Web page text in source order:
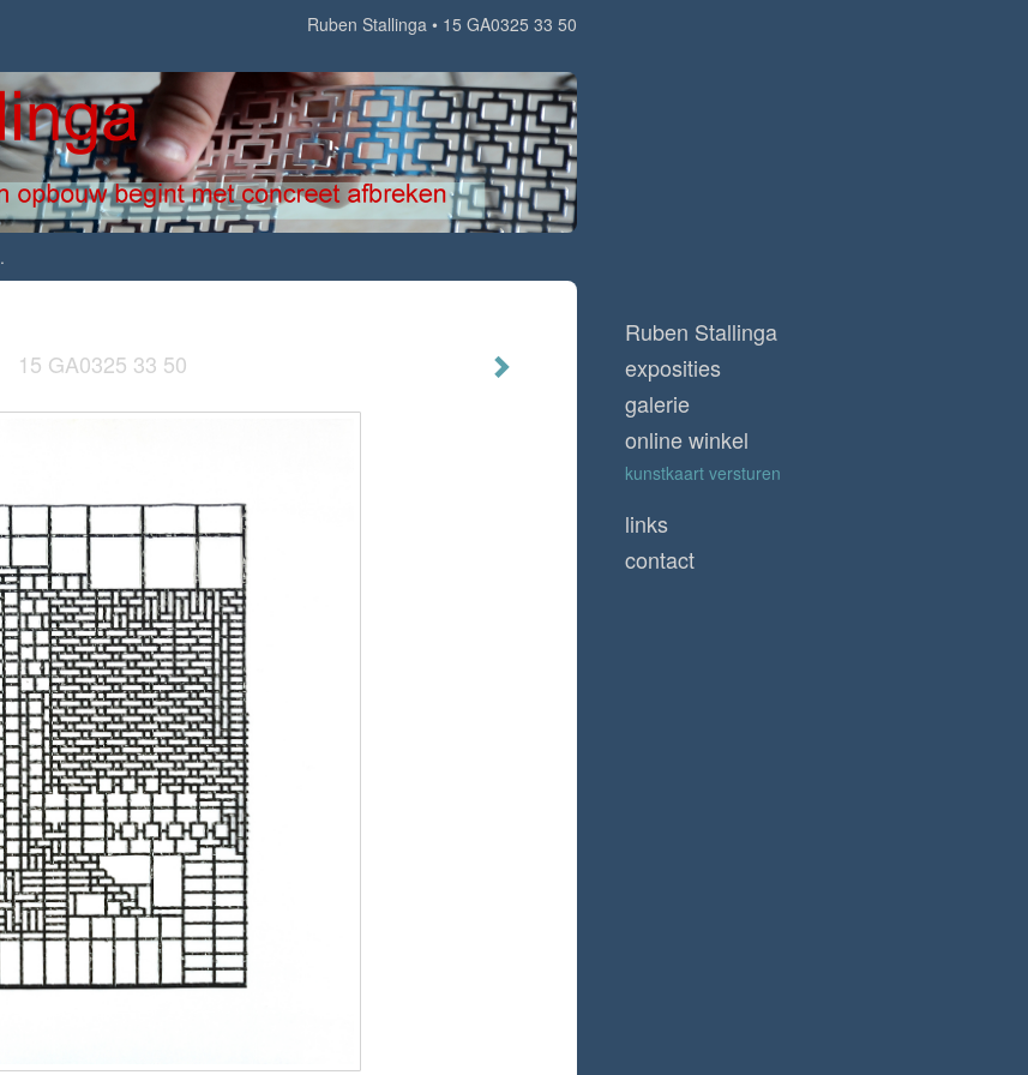
Ruben Stallinga 15 GA0325 33 50
.
15 GA0325 33 50
Ruben Stallinga
exposities
galerie
online winkel
kunstkaart versturen
links
contact